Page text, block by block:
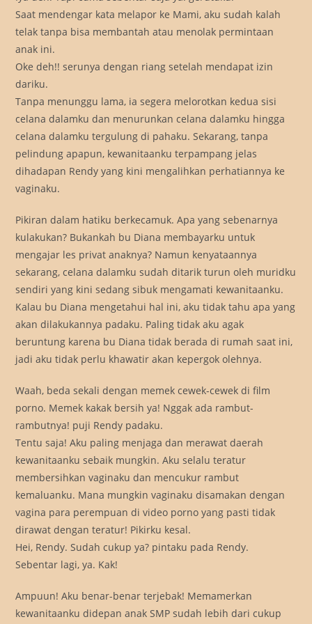
Saat mendengar kata melapor ke Mami, aku sudah kalah
telak tanpa bisa membantah atau menolak permintaan
anak ini.
Oke deh!! serunya dengan riang setelah mendapat izin
dariku.
Tanpa menunggu lama, ia segera melorotkan kedua sisi
celana dalamku dan menurunkan celana dalamku hingga
celana dalamku tergulung di pahaku. Sekarang, tanpa
pelindung apapun, kewanitaanku terpampang jelas
dihadapan Rendy yang kini mengalihkan perhatiannya ke
vaginaku.
Pikiran dalam hatiku berkecamuk. Apa yang sebenarnya
kulakukan? Bukankah bu Diana membayarku untuk
mengajar les privat anaknya? Namun kenyataannya
sekarang, celana dalamku sudah ditarik turun oleh muridku
sendiri yang kini sedang sibuk mengamati kewanitaanku.
Kalau bu Diana mengetahui hal ini, aku tidak tahu apa yang
akan dilakukannya padaku. Paling tidak aku agak
beruntung karena bu Diana tidak berada di rumah saat ini,
jadi aku tidak perlu khawatir akan kepergok olehnya.
Waah, beda sekali dengan memek cewek-cewek di film
porno. Memek kakak bersih ya! Nggak ada rambut-
rambutnya! puji Rendy padaku.
Tentu saja! Aku paling menjaga dan merawat daerah
kewanitaanku sebaik mungkin. Aku selalu teratur
membersihkan vaginaku dan mencukur rambut
kemaluanku. Mana mungkin vaginaku disamakan dengan
vagina para perempuan di video porno yang pasti tidak
dirawat dengan teratur! Pikirku kesal.
Hei, Rendy. Sudah cukup ya? pintaku pada Rendy.
Sebentar lagi, ya. Kak!
Ampuun! Aku benar-benar terjebak! Memamerkan
kewanitaanku didepan anak SMP sudah lebih dari cukup